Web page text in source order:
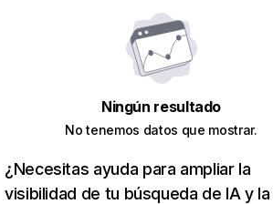
Ningún resultado
No tenemos datos que mostrar.
¿Necesitas ayuda para ampliar la
visibilidad de tu búsqueda de IA y la